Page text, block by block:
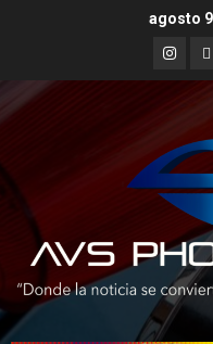
agosto
X